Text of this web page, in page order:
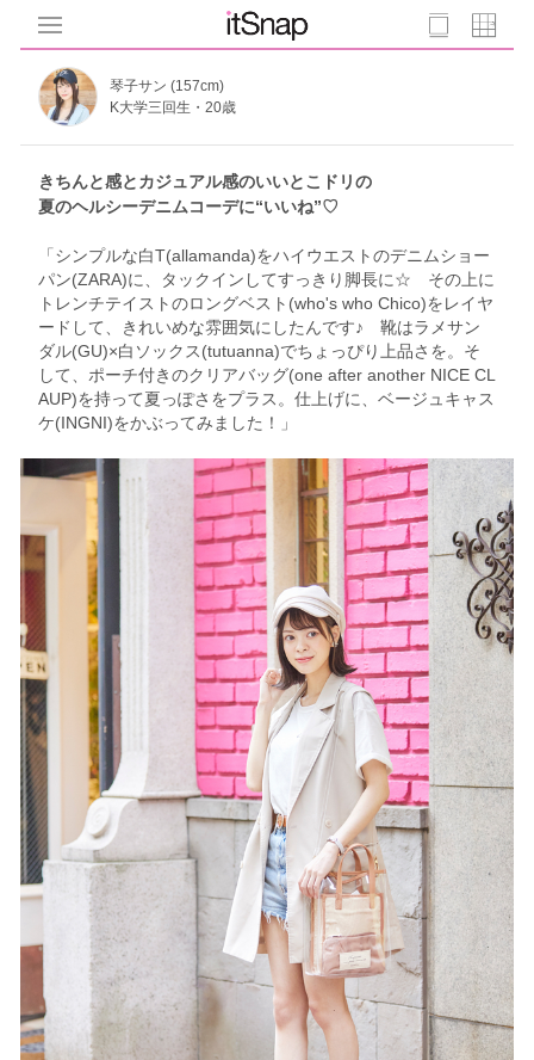
琴子サン (157cm)
K大学三回生・20歳
きちんと感とカジュアル感のいいとこドリの
夏のヘルシーデニムコーデに“いいね”♡
「シンプルな白T(allamanda)をハイウエストのデニムショー
パン(ZARA)に、タックインしてすっきり脚長に☆ その上に
トレンチテイストのロングベスト(who's who Chico)をレイヤ
ードして、きれいめな雰囲気にしたんです♪ 靴はラメサン
ダル(GU)×白ソックス(tutuanna)でちょっぴり上品さを。そ
して、ポーチ付きのクリアバッグ(one after another NICE CL
AUP)を持って夏っぽさをプラス。仕上げに、ベージュキャス
ケ(INGNI)をかぶってみました！」